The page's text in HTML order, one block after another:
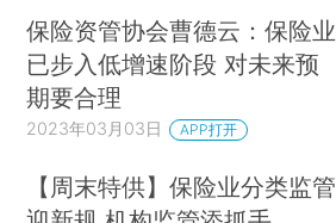
保险资管协会曹德云：保险业
已步入低增速阶段 对未来预
期要合理
2023年03月03日 APP打开
【周末特供】保险业分类监管